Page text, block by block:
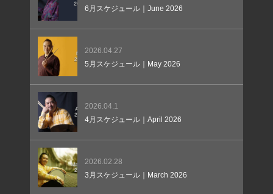
6月スケジュール｜June 2026
2026.04.27
5月スケジュール｜May 2026
2026.04.1
4月スケジュール｜April 2026
2026.02.28
3月スケジュール｜March 2026